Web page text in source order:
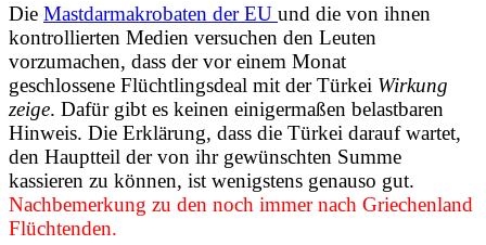
Die Mastdarmakrobaten der EU und die von ihnen
kontrollierten Medien versuchen den Leuten
vorzumachen, dass der vor einem Monat
geschlossene Flüchtlingsdeal mit der Türkei Wirkung
zeige. Dafür gibt es keinen einigermaßen belastbaren
Hinweis. Die Erklärung, dass die Türkei darauf wartet,
den Hauptteil der von ihr gewünschten Summe
kassieren zu können, ist wenigstens genauso gut.
Nachbemerkung zu den noch immer nach Griechenland
Flüchtenden.